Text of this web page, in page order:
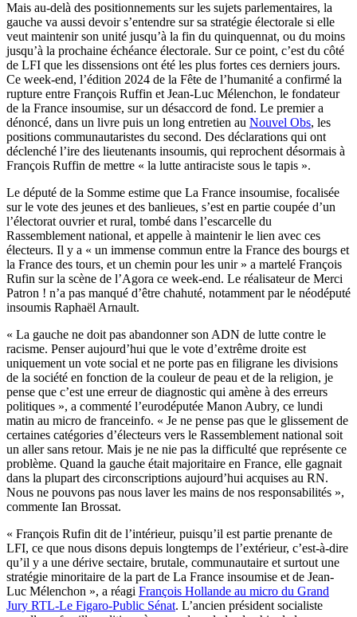
Mais au-delà des positionnements sur les sujets parlementaires, la
gauche va aussi devoir s’entendre sur sa stratégie électorale si elle
veut maintenir son unité jusqu’à la fin du quinquennat, ou du moins
jusqu’à la prochaine échéance électorale. Sur ce point, c’est du côté
de LFI que les dissensions ont été les plus fortes ces derniers jours.
Ce week-end, l’édition 2024 de la Fête de l’humanité a confirmé la
rupture entre François Ruffin et Jean-Luc Mélenchon, le fondateur
de la France insoumise, sur un désaccord de fond. Le premier a
dénoncé, dans un livre puis un long entretien au Nouvel Obs, les
positions communautaristes du second. Des déclarations qui ont
déclenché l’ire des lieutenants insoumis, qui reprochent désormais à
François Ruffin de mettre « la lutte antiraciste sous le tapis ».
Le député de la Somme estime que La France insoumise, focalisée
sur le vote des jeunes et des banlieues, s’est en partie coupée d’un
l’électorat ouvrier et rural, tombé dans l’escarcelle du
Rassemblement national, et appelle à maintenir le lien avec ces
électeurs. Il y a « un immense commun entre la France des bourgs et
la France des tours, et un chemin pour les unir » a martelé François
Rufin sur la scène de l’Agora ce week-end. Le réalisateur de Merci
Patron ! n’a pas manqué d’être chahuté, notamment par le néodéputé
insoumis Raphaël Arnault.
« La gauche ne doit pas abandonner son ADN de lutte contre le
racisme. Penser aujourd’hui que le vote d’extrême droite est
uniquement un vote social et ne porte pas en filigrane les divisions
de la société en fonction de la couleur de peau et de la religion, je
pense que c’est une erreur de diagnostic qui amène à des erreurs
politiques », a commenté l’eurodéputée Manon Aubry, ce lundi
matin au micro de franceinfo. « Je ne pense pas que le glissement de
certaines catégories d’électeurs vers le Rassemblement national soit
un aller sans retour. Mais je ne nie pas la difficulté que représente ce
problème. Quand la gauche était majoritaire en France, elle gagnait
dans la plupart des circonscriptions aujourd’hui acquises au RN.
Nous ne pouvons pas nous laver les mains de nos responsabilités »,
commente Ian Brossat.
« François Rufin dit de l’intérieur, puisqu’il est partie prenante de
LFI, ce que nous disons depuis longtemps de l’extérieur, c’est-à-dire
qu’il y a une dérive sectaire, brutale, communautaire et surtout une
stratégie minoritaire de la part de La France insoumise et de Jean-
Luc Mélenchon », a réagi François Hollande au micro du Grand
Jury RTL-Le Figaro-Public Sénat. L’ancien président socialiste